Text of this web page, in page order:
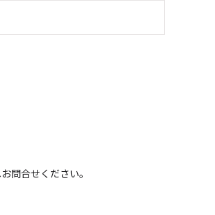
問合せください。